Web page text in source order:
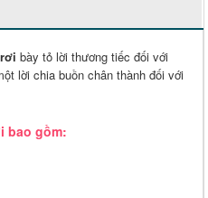
bày tỏ lời thương tiếc đối với
lời chia buồn chân thành đối với
bao gồm: